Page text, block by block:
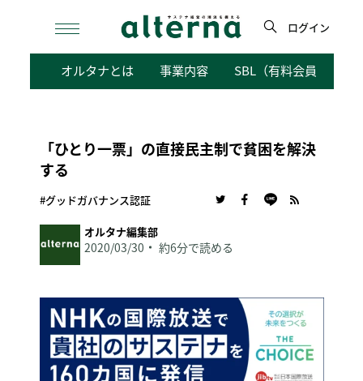
検
ログイン
オルタナとは 事業内容 SBL（有料会員向けサ
「ひとり一票」の直接民主制で貧困を解決
する
#グッドガバナンス認証
オルタナ編集部
2020/03/30 約6分で読める